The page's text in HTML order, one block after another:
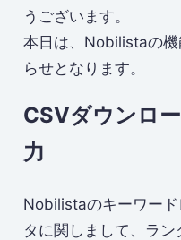
うございます。
本日は、Nobilistaの
らせとなります。
CSVダウンロ
力
Nobilistaのキーワー
タに関しまして、ラ